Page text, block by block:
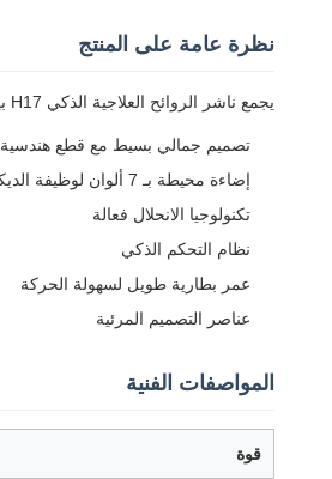
نظرة عامة على المنتج
يجمع ناشر الروائح العلاجية الذكي H17 بين التصميم البسيط والوظائف المتقدمة، ويتميز بملمس هندسي وإضاءة محيطة ملونة توازن بين الجماليات الحديثة ونشر العطور المنزلية العملية.
تصميم جمالي بسيط مع قطع هندسية
إضاءة محيطة بـ 7 ألوان لوظيفة الديكور
تكنولوجيا الانحلال فعالة
نظام التحكم الذكي
عمر بطارية طويل لسهولة الحركة
عناصر التصميم المرئية
المواصفات الفنية
قوة